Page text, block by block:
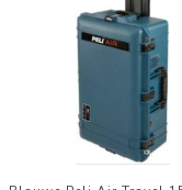
manoeuvreer je de
over ongelijke
voorzien van een
ervoor dat je bagage
landen zoals de